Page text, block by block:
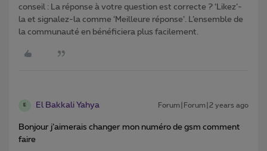
conseil : La réponse à votre question est correcte ? ‘Likez’-
la et signalez-la comme ‘Meilleure réponse’. L’ensemble de
la communauté en bénéficiera plus facilement.
E El Bakkali Yahya Forum|Forum|2 years ago
Bonjour j’aimerais changer mon numéro de gsm comment
faire